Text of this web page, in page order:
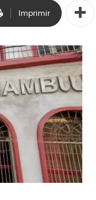
Imprimir